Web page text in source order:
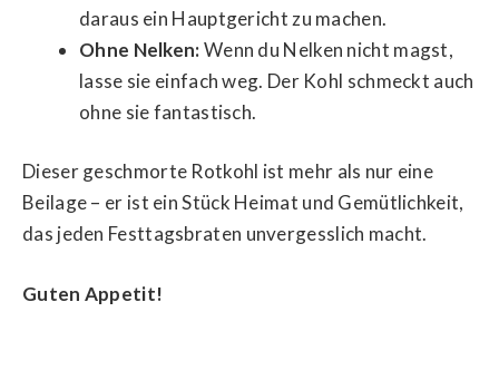
daraus ein Hauptgericht zu machen.
Ohne Nelken:Wenn du Nelken nicht magst,
lasse sie einfach weg. Der Kohl schmeckt auch
ohne sie fantastisch.
Dieser geschmorte Rotkohl ist mehr als nur eine
Beilage – er ist ein Stück Heimat und Gemütlichkeit,
das jeden Festtagsbraten unvergesslich macht.
Guten Appetit!